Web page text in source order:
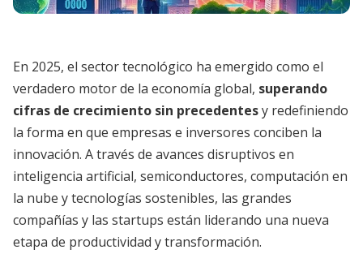
En 2025, el sector tecnológico ha emergido como el
verdadero motor de la economía global, superando
cifras de crecimiento sin precedentesy redefiniendo
la forma en que empresas e inversores conciben la
innovación. A través de avances disruptivos en
inteligencia artificial, semiconductores, computación en
la nube y tecnologías sostenibles, las grandes
compañías y las startups están liderando una nueva
etapa de productividad y transformación.